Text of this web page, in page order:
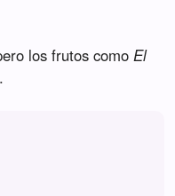
los frutos comoEl